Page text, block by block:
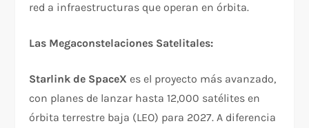
red a infraestructuras que operan en órbita.
Las Megaconstelaciones Satelitales:
Starlink de SpaceX es el proyecto más avanzado,
con planes de lanzar hasta 12,000 satélites en
órbita terrestre baja (LEO) para 2027. A diferencia